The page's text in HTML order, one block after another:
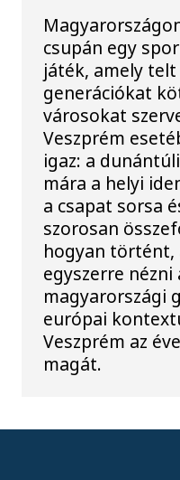
csupán egy
játék, amely
generációkat
városokat
Veszprém
igaz: a
mára a helyi
a csapat sorsa
szorosan
hogyan történt,
egyszerre nézni
magyarországi
európai
Veszprém az
magát.